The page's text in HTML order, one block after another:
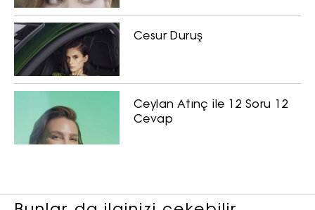
üzerinden sunulan ürün ve
hizmetlere ilişkin reklam, tanıtım,
pazarlama ve kutlama/ temenni
amaçlı her türlü e-bülten/ ticari
elektronik ileti gönderiminin e-posta
ve bu kapsamda/ amaçla ad/
soyad ve e-posta adresi verilerimin
işlenmesine açık rıza veriyorum.
Cesur Duruş
Ceylan Atınç ile 12 Soru 12
Cevap